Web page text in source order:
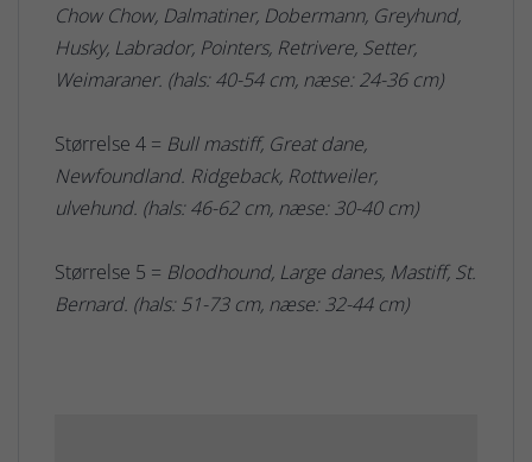
Chow Chow, Dalmatiner, Dobermann, Greyhund,
Husky, Labrador, Pointers, Retrivere, Setter,
Weimaraner. (hals: 40-54 cm, næse: 24-36 cm)
Størrelse 4 = Bull mastiff, Great dane,
Newfoundland. Ridgeback, Rottweiler,
ulvehund. (hals: 46-62 cm, næse: 30-40 cm)
Størrelse 5 = Bloodhound, Large danes, Mastiff, St.
Bernard. (hals: 51-73 cm, næse: 32-44 cm)